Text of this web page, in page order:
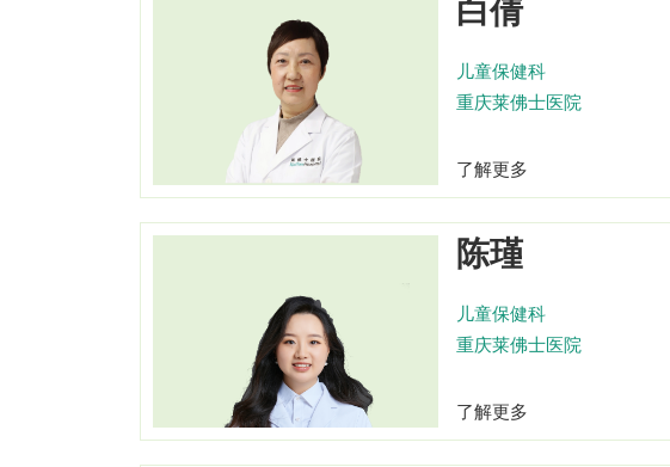
白倩
儿童保健科
重庆莱佛士医院
了解更多
陈瑾
儿童保健科
重庆莱佛士医院
了解更多